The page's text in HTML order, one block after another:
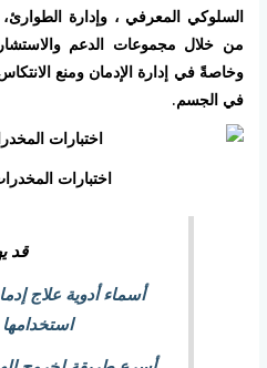
السلوكي المعرفي ، وإدارة
من خلال مجموعات الدعم
وخاصةً في إدارة الإدمان ومنع
في الجسم.
اختبارات
قد
أسماء أدوية علاج